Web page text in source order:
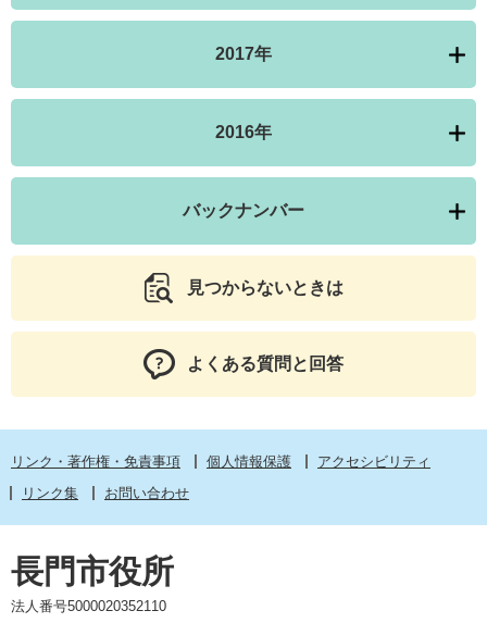
2017年
2016年
バックナンバー
見つからないときは
よくある質問と回答
リンク・著作権・免責事項 個人情報保護
アクセシビリティ
リンク集
お問い合わせ
長門市役所
法人番号5000020352110